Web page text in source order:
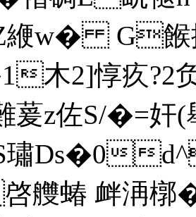
w� G餱搧
木2]惇疚?2
z佐S/�=奸(
S璛Ds�0
艭蝽 衅洅槨